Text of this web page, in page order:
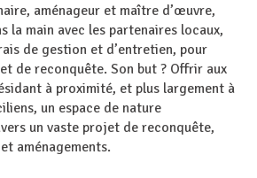
aménageur et maître d’œuvre,
la main avec les partenaires locaux,
de gestion et d’entretien, pour
de reconquête. Son but ? Offrir aux
à proximité, et plus largement à
un espace de nature
un vaste projet de reconquête,
aménagements.